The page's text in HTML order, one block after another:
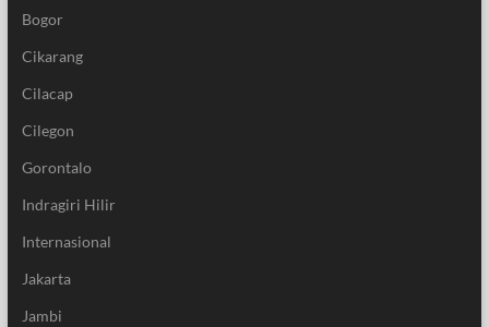
Bogor
Cikarang
Cilacap
Cilegon
Gorontalo
Indragiri Hilir
Internasional
Jakarta
Jambi